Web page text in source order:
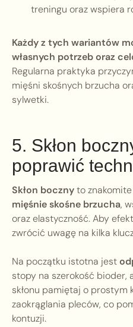
treningu oraz wspiera
Każdy z tych wariantów
własnych potrzeb oraz
Regularna praktyka
mięśni skośnych brzucha
sylwetki.
5. Skłon
poprawić
Skłon bocznyto
mięśnie skośne brzucha,
oraz elastyczność. Aby
zwrócić uwagę na kilka
Na początku istotna jest
stopy na szerokość bioder,
skłonu pamiętaj o prostym
zaokrąglania pleców, co
kontuzji.